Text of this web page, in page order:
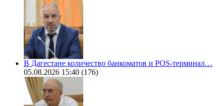
В Дагестане количество банкоматов и POS-терминал…
05.08.2026 15:40 (176)